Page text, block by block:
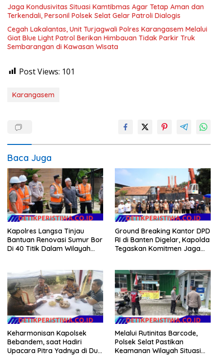
Jaga Kondusivitas Situasi Kamtibmas Agar Tetap Aman dan
Terkendali, Personil Polsek Selat Gelar Patroli Dialogis
Cegah Lakalantas, Unit Turjagwali Polres Karangasem Melalui
Giat Blue Light Patrol Berikan Himbauan Tidak Parkir Truk
Sembarangan di Kawasan Wisata
Post Views: 101
Karangasem
Baca Juga
Kapolres Langsa Tinjau
Bantuan Renovasi Sumur Bor
Di 40 Titik Dalam Wilayah
Ground Breaking Kantor DPD
RI di Banten Digelar, Kapolda
Tegaskan Komitmen Jaga
Keharmonisan Kapolsek
Bebandem, saat Hadiri
Upacara Pitra Yadnya di Dua
Melalui Rutinitas Barcode,
Polsek Selat Pastikan
Keamanan Wilayah Situasi